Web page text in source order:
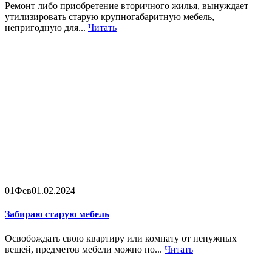
Ремонт либо приобретение вторичного жилья, вынуждает
утилизировать старую крупногабаритную мебель,
непригодную для... Читать
01Фев01.02.2024
Забираю старую мебель
Освобождать свою квартиру или комнату от ненужных
вещей, предметов мебели можно по... Читать